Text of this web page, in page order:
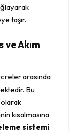
taşır.
Akım
arasında
Bu
kısalmasına
sistemi